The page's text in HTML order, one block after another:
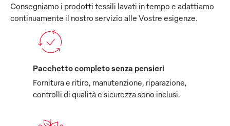
Consegniamo i prodotti tessili lavati in tempo e adattiamo
continuamente il nostro servizio alle Vostre esigenze.
Pacchetto completo senza pensieri
Fornitura e ritiro, manutenzione, riparazione,
controlli di qualità e sicurezza sono inclusi.